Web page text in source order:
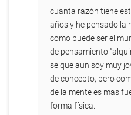
Santiago
Rocha
cuanta razón tiene
años y he pensado la
como puede ser el
de pensamiento
se que aun soy muy
de concepto, pero
de la mente es mas
forma física.